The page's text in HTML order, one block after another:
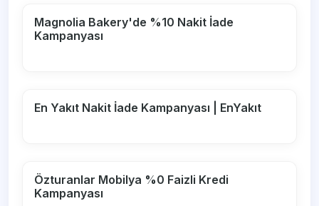
Magnolia Bakery'de %10 Nakit İade
Kampanyası
En Yakıt Nakit İade Kampanyası | EnYakıt
Özturanlar Mobilya %0 Faizli Kredi
Kampanyası